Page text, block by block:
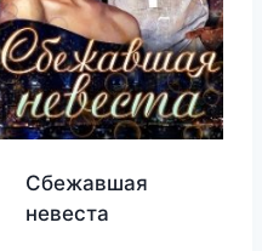
Сбежавшая
невеста